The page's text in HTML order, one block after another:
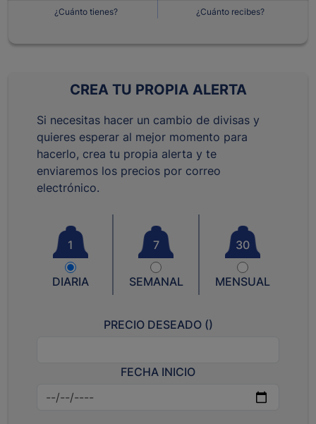
¿Cuánto tienes? ¿Cuánto recibes?
CREA TU PROPIA ALERTA
Si necesitas hacer un cambio de divisas y
quieres esperar al mejor momento para
hacerlo, crea tu propia alerta y te
enviaremos los precios por correo
electrónico.
1
DIARIA
7
SEMANAL
30
MENSUAL
PRECIO DESEADO ()
FECHA INICIO